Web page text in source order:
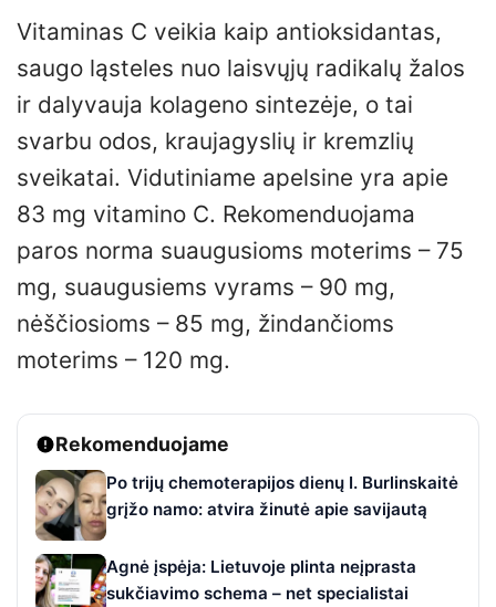
Vitaminas C veikia kaip antioksidantas,
saugo ląsteles nuo laisvųjų radikalų žalos
ir dalyvauja kolageno sintezėje, o tai
svarbu odos, kraujagyslių ir kremzlių
sveikatai. Vidutiniame apelsine yra apie
83 mg vitamino C. Rekomenduojama
paros norma suaugusioms moterims – 75
mg, suaugusiems vyrams – 90 mg,
nėščiosioms – 85 mg, žindančioms
moterims – 120 mg.
Rekomenduojame
Po trijų chemoterapijos dienų I. Burlinskaitė
grįžo namo: atvira žinutė apie savijautą
Agnė įspėja: Lietuvoje plinta neįprasta
sukčiavimo schema – net specialistai